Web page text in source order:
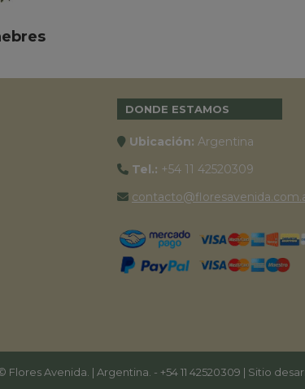
DONDE ESTAMOS
Ubicación: Argentina
Tel.: +54 11 42520309
Flores Avenida. | Argentina. - +54 11 42520309 | Sitio